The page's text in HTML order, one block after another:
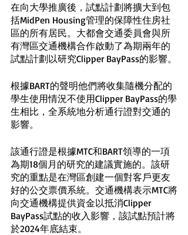
在向大學推廣後，試點計劃將擴大到包
括MidPen Housing管理的保障性住房社
區的所有居民。大都會交通委員會與所
有灣區交通機構合作啟動了為期兩年的
試點計劃以研究Clipper BayPass的影響。
根據BART的聲明他們將收集隨機分配的
學生使用情況不使用Clipper BayPass的學
生相比，全系統地分析通行證對交通的
影響。
該通行證是根據MTC和BART領導的一項
為期18個月的研究的建議實施的。該研
究的重點是在灣區創建一個對客戶更友
好的公交票價系統。交通機構表示MTC將
向交通機構提供資金以抵消Clipper
BayPass試點的收入影響，該試點預計將
於2024年底結束。